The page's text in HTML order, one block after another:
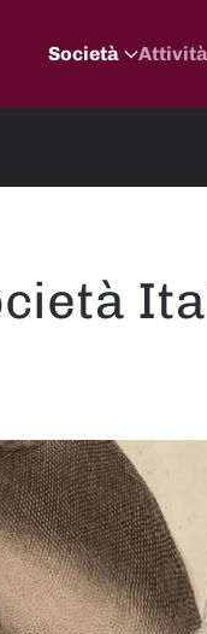
Società Attività